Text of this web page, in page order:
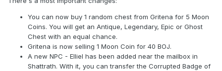
You can now buy 1 random chest from Gritena for 5 Moon
Coins. You will get an Antique, Legendary, Epic or Ghost
Chest with an equal chance.
Gritena is now selling 1 Moon Coin for 40 BOJ.
A new NPC - Elliel has been added near the mailbox in
Shattrath. With it, you can transfer the Corrupted Badge of